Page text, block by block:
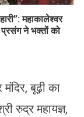
महाकालेश्वर
प्रसंग ने भक्तों को
बूढ़ी का
रुद्र महायज्ञ,